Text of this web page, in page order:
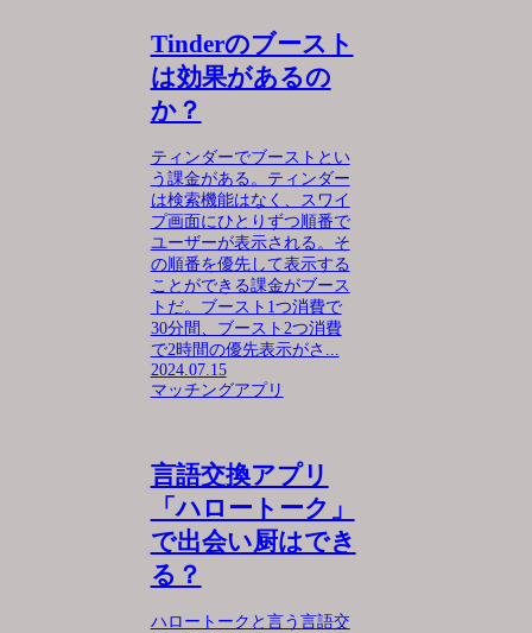
Tinderのブースト
は効果があるの
か？
ティンダーでブーストとい
う課金がある。ティンダー
は検索機能はなく、スワイ
プ画面にひとりずつ順番で
ユーザーが表示される。そ
の順番を優先して表示する
ことができる課金がブース
トだ。ブースト1つ消費で
30分間、ブースト2つ消費
で2時間の優先表示がさ...
2024.07.15
マッチングアプリ
言語交換アプリ
「ハロートーク」
で出会い厨はでき
る？
ハロートークと言う言語交